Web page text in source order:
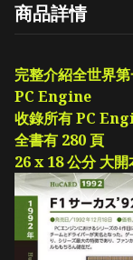
商品詳情
完整介紹全世界
PC Engine
收錄所有 PC
全書有 280 頁
26 x 18 公分 大開